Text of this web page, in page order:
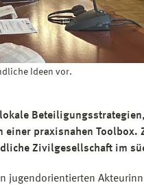
Ideen vor.
einer praxisnahen Toolbox.
Zivilgesellschaft im
jugendorientierten